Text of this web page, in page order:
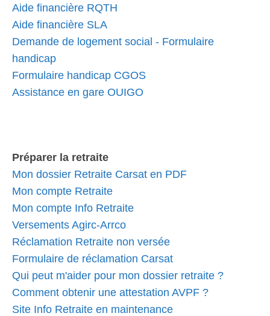
Aide financière RQTH
Aide financière SLA
Demande de logement social - Formulaire
handicap
Formulaire handicap CGOS
Assistance en gare OUIGO
Préparer la retraite
Mon dossier Retraite Carsat en PDF
Mon compte Retraite
Mon compte Info Retraite
Versements Agirc-Arrco
Réclamation Retraite non versée
Formulaire de réclamation Carsat
Qui peut m'aider pour mon dossier retraite ?
Comment obtenir une attestation AVPF ?
Site Info Retraite en maintenance